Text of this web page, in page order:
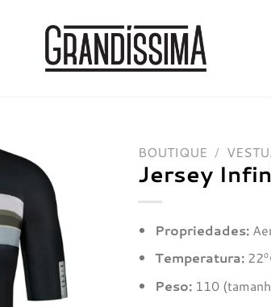
à lista de
desejos
BOUTIQUE /
Jersey
Propriedades:
Temperatura:
Peso:110